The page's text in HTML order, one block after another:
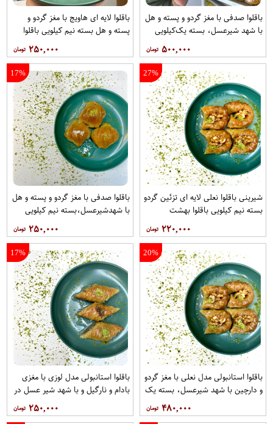
باقلوا صدفی با مغز گردو و پسته و هل
با شهد شیرعسل، بسته یک‌کیلویی
۵۰۰,۰۰۰
باقلوا لایه ای هاویج با مغز گردو و
پسته و هل بسته نیم کیلویی باقلوا
۲۵۰,۰۰۰
27%
شیرینی باقلوا نعلی لایه ای تزئین گردو
بسته نیم کیلویی باقلوا بهشت
۲۲۰,۰۰۰
17%
باقلوا صدفی با مغز گردو و پسته و هل
با شهدشیرعسل،بسته نیم کیلویی
۲۵۰,۰۰۰
20%
باقلوا استانبولی مدل نعلی با مغز گردو
و دارچین با شهد شیرعسل، بسته یک
۴۸۰,۰۰۰
17%
باقلوا استانبولی مدل لوزی با مغزی
بادام و نارگیل و با شهد شیر عسل در
بسته نیم‌کیلویی باقلوا استانبولی
بهشت
۲۵۰,۰۰۰